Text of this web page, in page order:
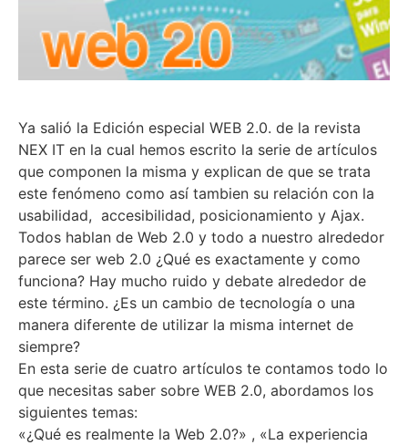
Ya salió la Edición especial WEB 2.0. de la revista
NEX IT en la cual hemos escrito la serie de artículos
que componen la misma y explican de que se trata
este fenómeno como así tambien su relación con la
usabilidad, accesibilidad, posicionamiento y Ajax.
Todos hablan de Web 2.0 y todo a nuestro alrededor
parece ser web 2.0 ¿Qué es exactamente y como
funciona? Hay mucho ruido y debate alrededor de
este término. ¿Es un cambio de tecnología o una
manera diferente de utilizar la misma internet de
siempre?
En esta serie de cuatro artículos te contamos todo lo
que necesitas saber sobre WEB 2.0, abordamos los
siguientes temas:
«¿Qué es realmente la Web 2.0?» , «La experiencia